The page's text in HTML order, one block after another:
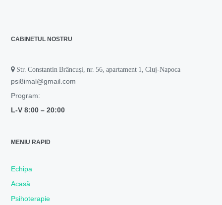
CABINETUL NOSTRU
Str. Constantin Brâncuși, nr. 56, apartament 1, Cluj-Napoca
psi8imal@gmail.com
Program:
L-V 8:00 – 20:00
MENIU RAPID
Echipa
Acasă
Psihoterapie